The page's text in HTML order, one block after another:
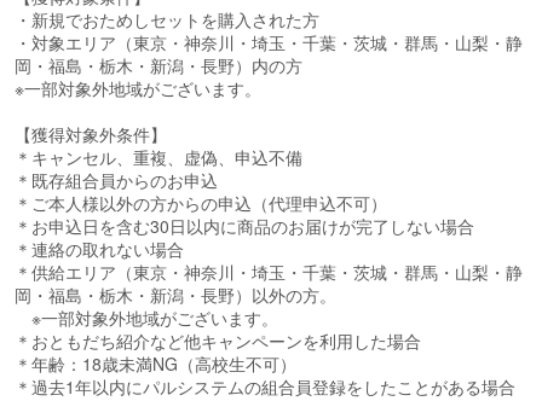
・新規でおためしセットを購入された方
・対象エリア（東京・神奈川・埼玉・千葉・茨城・群馬・山梨・静
岡・福島・栃木・新潟・長野）内の方
※一部対象外地域がございます。
【獲得対象外条件】
＊キャンセル、重複、虚偽、申込不備
＊既存組合員からのお申込
＊ご本人様以外の方からの申込（代理申込不可）
＊お申込日を含む30日以内に商品のお届けが完了しない場合
＊連絡の取れない場合
＊供給エリア（東京・神奈川・埼玉・千葉・茨城・群馬・山梨・静
岡・福島・栃木・新潟・長野）以外の方。
※一部対象外地域がございます。
＊おともだち紹介など他キャンペーンを利用した場合
＊年齢：18歳未満NG（高校生不可）
＊過去1年以内にパルシステムの組合員登録をしたことがある場合